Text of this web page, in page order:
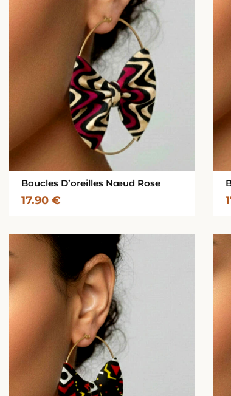
Boucles D’oreilles Nœud Rose
17.90 €